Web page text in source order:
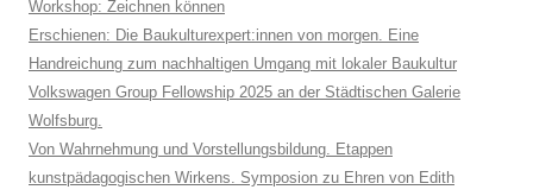
Workshop: Zeichnen können
Erschienen: Die Baukulturexpert:innen von morgen. Eine
Handreichung zum nachhaltigen Umgang mit lokaler Baukultur
Volkswagen Group Fellowship 2025 an der Städtischen Galerie
Wolfsburg.
Von Wahrnehmung und Vorstellungsbildung. Etappen
kunstpädagogischen Wirkens. Symposion zu Ehren von Edith